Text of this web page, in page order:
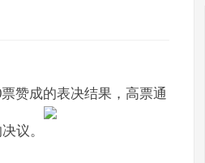
赞成的表决结果，高票通
议。